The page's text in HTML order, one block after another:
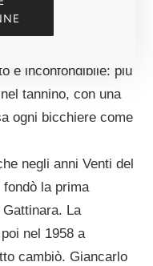
Valtellina, e che
e inconfondibile: più
tannino, con una
ogni bicchiere come
negli anni Venti del
la prima
La
nel 1958 a
cambiò. Giancarlo